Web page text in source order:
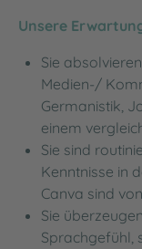
Unsere
Sie
Medien-/
Germanistik,
einem
Sie sind
Kenntnisse in
Canva sind
Sie
Sprachgefühl,